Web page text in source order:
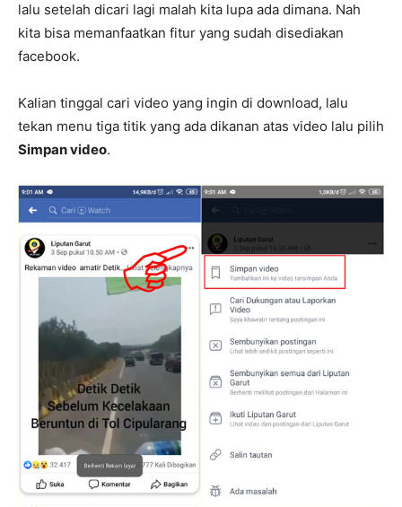
lalu setelah dicari lagi malah kita lupa ada dimana. Nah
kita bisa memanfaatkan fitur yang sudah disediakan
facebook.
Kalian tinggal cari video yang ingin di download, lalu
tekan menu tiga titik yang ada dikanan atas video lalu pilih
Simpan video.